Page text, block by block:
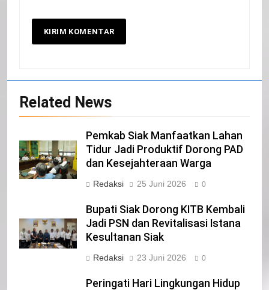
Related News
Pemkab Siak Manfaatkan Lahan
Tidur Jadi Produktif Dorong PAD
dan Kesejahteraan Warga
Redaksi 25 Juni 2026 0
Bupati Siak Dorong KITB Kembali
Jadi PSN dan Revitalisasi Istana
Kesultanan Siak
Redaksi 23 Juni 2026 0
Peringati Hari Lingkungan Hidup
Iklan Pemerintah Kabupaten Siak
NORMAN SILITONGA CALEG DPRD
PROVINSI DKI JAKARTA
IKLAN